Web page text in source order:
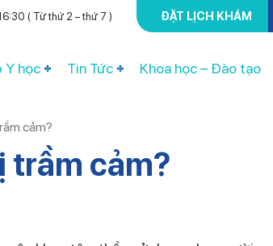
( Từ thứ 2 – thứ 7 ) ĐẶT LỊCH KHÁM
Y học Tin Tức Khoa học – Đào tạo
cảm?
trầm cảm?